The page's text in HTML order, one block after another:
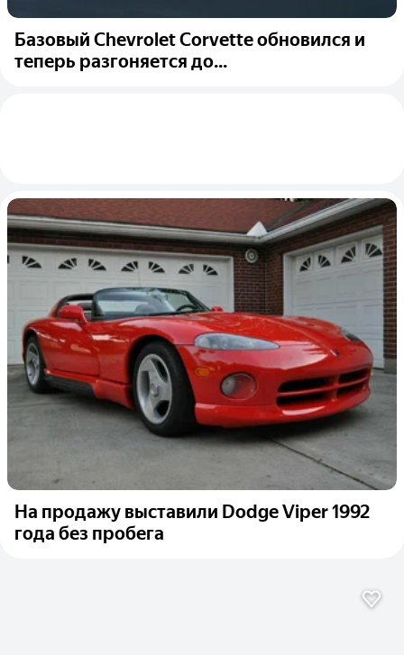
Базовый Chevrolet Corvette обновился и
теперь разгоняется до...
На продажу выставили Dodge Viper 1992
года без пробега